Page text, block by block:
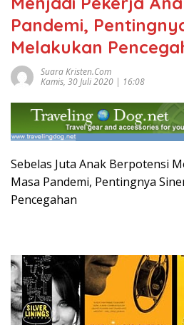
Pandemi,
Melakukan
Suara Kristen.com
Kamis, 30 Juli 2020 | 16:08
Sebelas Juta Anak Berpotensi
Masa Pandemi, Pentingnya
Pencegahan